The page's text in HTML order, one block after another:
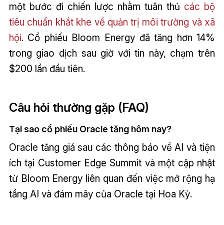
một bước đi chiến lược nhằm tuân thủ các bộ
tiêu chuẩn khắt khe về quản trị môi trường và xã
hội. Cổ phiếu Bloom Energy đã tăng hơn 14%
trong giao dịch sau giờ với tin này, chạm trên
$200 lần đầu tiên.
Câu hỏi thường gặp (FAQ)
Tại sao cổ phiếu Oracle tăng hôm nay?
Oracle tăng giá sau các thông báo về AI và tiện
ích tại Customer Edge Summit và một cập nhật
từ Bloom Energy liên quan đến việc mở rộng hạ
tầng AI và đám mây của Oracle tại Hoa Kỳ.